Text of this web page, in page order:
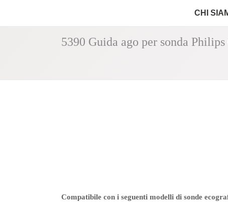
CHI
5390 Guida ago per sonda
Compatibile con i seguenti modelli di sonde